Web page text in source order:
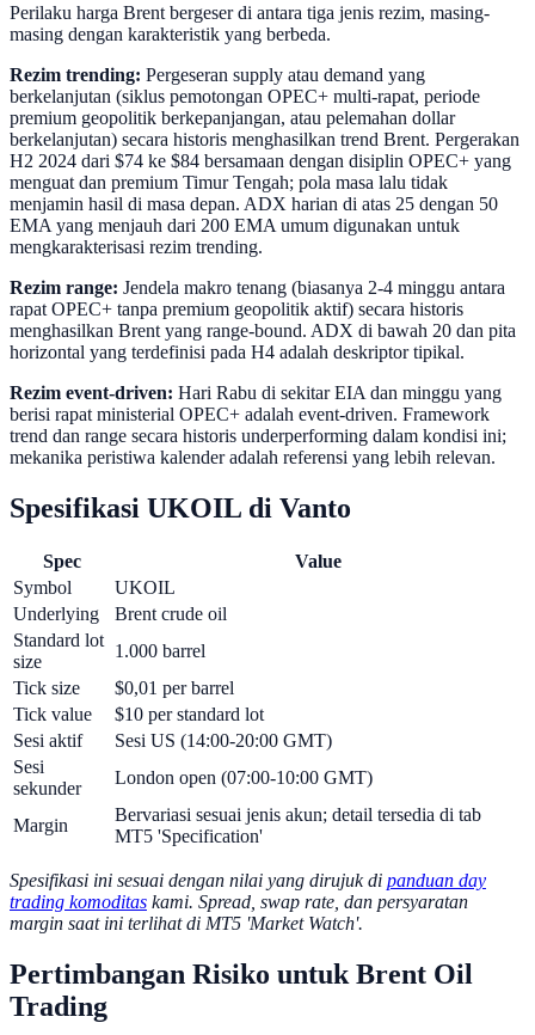
Perilaku harga Brent bergeser di antara tiga jenis rezim, masing-
masing dengan karakteristik yang berbeda.
Rezim trending: Pergeseran supply atau demand yang
berkelanjutan (siklus pemotongan OPEC+ multi-rapat, periode
premium geopolitik berkepanjangan, atau pelemahan dollar
berkelanjutan) secara historis menghasilkan trend Brent. Pergerakan
H2 2024 dari $74 ke $84 bersamaan dengan disiplin OPEC+ yang
menguat dan premium Timur Tengah; pola masa lalu tidak
menjamin hasil di masa depan. ADX harian di atas 25 dengan 50
EMA yang menjauh dari 200 EMA umum digunakan untuk
mengkarakterisasi rezim trending.
Rezim range: Jendela makro tenang (biasanya 2-4 minggu antara
rapat OPEC+ tanpa premium geopolitik aktif) secara historis
menghasilkan Brent yang range-bound. ADX di bawah 20 dan pita
horizontal yang terdefinisi pada H4 adalah deskriptor tipikal.
Rezim event-driven: Hari Rabu di sekitar EIA dan minggu yang
berisi rapat ministerial OPEC+ adalah event-driven. Framework
trend dan range secara historis underperforming dalam kondisi ini;
mekanika peristiwa kalender adalah referensi yang lebih relevan.
Spesifikasi UKOIL di Vanto
Spec
Value
Symbol
UKOIL
Underlying
Brent crude oil
Standard lot
size
1.000 barrel
Tick size
$0,01 per barrel
Tick value
$10 per standard lot
Sesi aktif
Sesi US (14:00-20:00 GMT)
Sesi
sekunder
London open (07:00-10:00 GMT)
Margin
Bervariasi sesuai jenis akun; detail tersedia di tab
MT5 'Specification'
Spesifikasi ini sesuai dengan nilai yang dirujuk di panduan day
trading komoditas kami. Spread, swap rate, dan persyaratan
margin saat ini terlihat di MT5 'Market Watch'.
Pertimbangan Risiko untuk Brent Oil
Trading